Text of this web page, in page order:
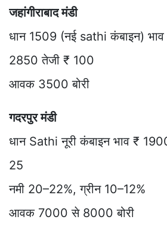
जहांगीराबाद मंडी
धान 1509 (नई sathi कंबाइन)
2850 तेजी ₹ 100
आवक 3500 बोरी
गदरपुर मंडी
धान Sathi नूरी कंबाइन भाव ₹
25
नमी 20–22%, ग्रीन 10–12%
आवक 7000 से 8000 बोरी